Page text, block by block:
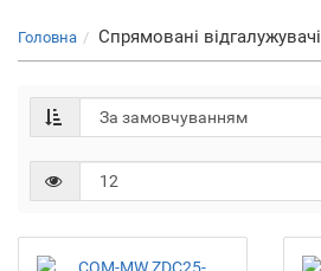
Головна Спрямовані відгалужувачі